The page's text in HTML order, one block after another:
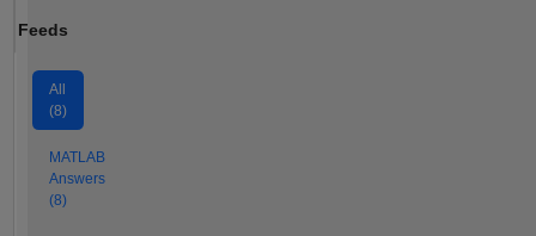
Feeds
All
(8)
MATLAB
Answers
(8)